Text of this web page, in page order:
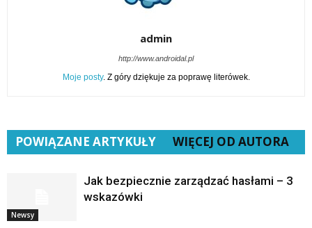
admin
http://www.androidal.pl
Moje posty. Z góry dziękuje za poprawę literówek.
POWIĄZANE ARTYKUŁY WIĘCEJ OD AUTORA
Newsy
Jak bezpiecznie zarządzać hasłami – 3
wskazówki